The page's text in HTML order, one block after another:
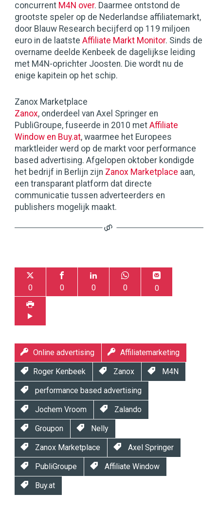
concurrent M4N over. Daarmee ontstond de
grootste speler op de Nederlandse affiliatemarkt,
door Blauw Research becijferd op 119 miljoen
euro in de laatste Affiliate Markt Monitor. Sinds de
overname deelde Kenbeek de dagelijkse leiding
met M4N-oprichter Joosten. Die wordt nu de
enige kapitein op het schip.
Zanox Marketplace
Zanox, onderdeel van Axel Springer en
PubliGroupe, fuseerde in 2010 met Affiliate
Window en Buy.at, waarmee het Europees
marktleider werd op de markt voor performance
based advertising. Afgelopen oktober kondigde
het bedrijf in Berlijn zijn Zanox Marketplace aan,
een transparant platform dat directe
communicatie tussen adverteerders en
publishers mogelijk maakt.
0 0 0 0 0
Online advertising Affiliatemarketing
Roger Kenbeek Zanox M4N
performance based advertising
Jochem Vroom Zalando
Groupon Nelly
Zanox Marketplace Axel Springer
PubliGroupe Affiliate Window
Buy.at